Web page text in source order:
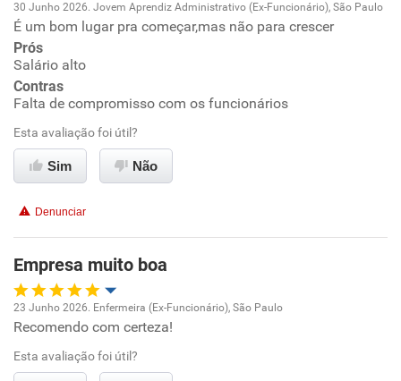
Recomenda a diretoria
Oportunidade de promoção
Ambiente de trabalho
Benefícios
Recomenda esta empresa
30 Junho 2026. Jovem Aprendiz Administrativo (Ex-Funcionário), São Paulo
É um bom lugar pra começar,mas não para crescer
Prós
Salário alto
Contras
Falta de compromisso com os funcionários
Esta avaliação foi útil?
Sim Não
Denunciar
Empresa muito boa
Oportunidade de promoção
Ambiente de trabalho
23 Junho 2026. Enfermeira (Ex-Funcionário), São Paulo
Recomendo com certeza!
Esta avaliação foi útil?